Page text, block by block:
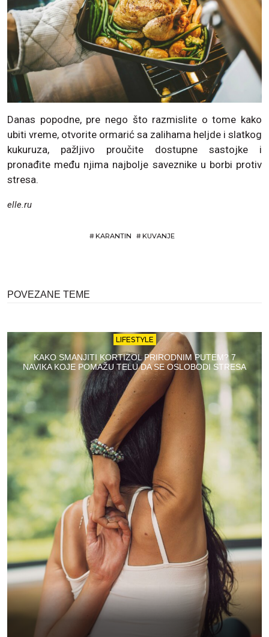
Danas popodne, pre nego što razmislite o tome kako
ubiti vreme, otvorite ormarić sa zalihama heljde i slatkog
kukuruza, pažljivo proučite dostupne sastojke i
pronađite među njima najbolje saveznike u borbi protiv
stresa.
elle.ru
#KARANTIN #KUVANJE
POVEZANE TEME
LIFESTYLE
KAKO SMANJITI KORTIZOL PRIRODNIM PUTEM? 7
NAVIKA KOJE POMAŽU TELU DA SE OSLOBODI STRESA